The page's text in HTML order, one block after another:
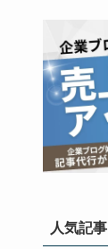
人気記事